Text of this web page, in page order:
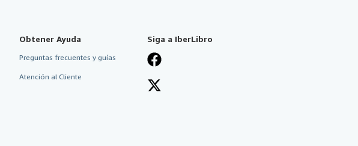
Obtener Ayuda
Preguntas frecuentes y guías
Atención al Cliente
Siga a IberLibro